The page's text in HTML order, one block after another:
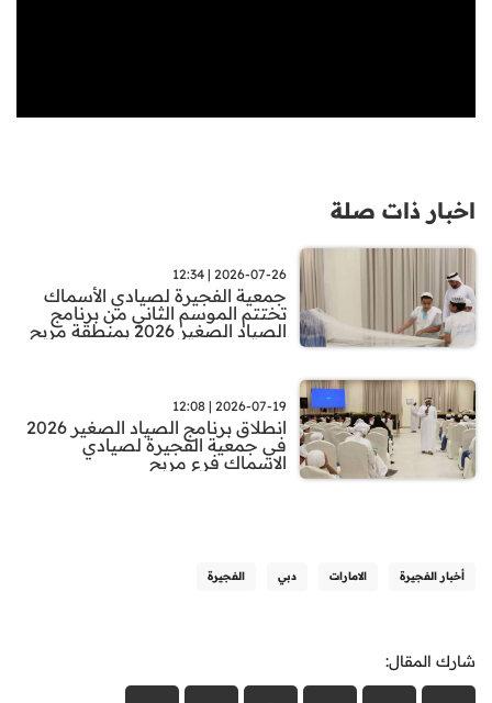
اخبار ذات صلة
2026-07-26 | 12:34
جمعية الفجيرة لصيادي الأسماك
تختتم الموسم الثاني من برنامج
الصياد الصغير 2026 بمنطقة مربح
2026-07-19 | 12:08
انطلاق برنامج الصياد الصغير 2026
في جمعية الفجيرة لصيادي
الاسماك فرع مربح
أخبار الفجيرة الامارات دبي الفجيرة
شارك المقال: